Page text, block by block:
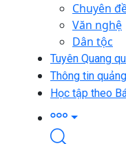
Chuyên
Văn nghệ
Dân tộc
Tuyên Quang
Thông tin
Học tập theo